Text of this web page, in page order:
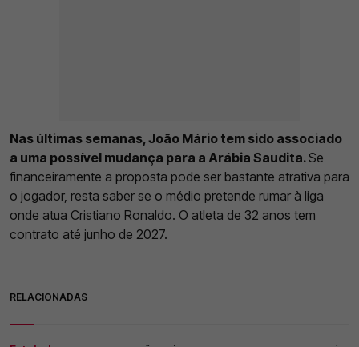
Nas últimas semanas, João Mário tem sido associado
a uma possível mudança para a Arábia Saudita.Se
financeiramente a proposta pode ser bastante atrativa para
o jogador, resta saber se o médio pretende rumar à liga
onde atua Cristiano Ronaldo. O atleta de 32 anos tem
contrato até junho de 2027.
RELACIONADAS